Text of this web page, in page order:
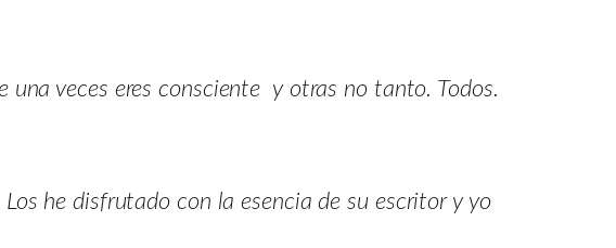
veces eres consciente y otras no tanto. Todos.
he disfrutado con la esencia de su escritor y yo